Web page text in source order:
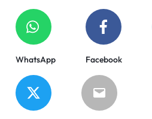
WhatsApp Facebook